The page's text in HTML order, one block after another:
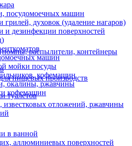
посудомоечных машин
грилей, духовок (удаление нагаров)
и дезинфекции поверхностей
машин
мойки посуды
кофемашин
окалины, ржавчины
кофемашин
распылители, контейнеры
пищевых производств
туалетов
известковых отложений, ржавчины
в ванной
аллюминиевых поверхностей